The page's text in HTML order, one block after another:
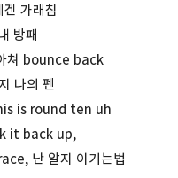
가래침
방패
쳐 bounce back
나의 펜
is round ten uh
it back up,
난 알지 이기는법